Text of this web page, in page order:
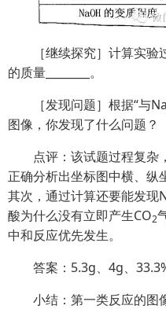
［继续探究］计算实
的质量________。
［发现问题］根据“与
图像，你发现了什么问题？
点评：该试题过程复杂
正确分析出坐标图中横、纵
其次，通过计算还要能发现
酸为什么没有立即产生CO2
中和反应优先发生。
答案：5.3g、4g、
小结：第一类反应的图